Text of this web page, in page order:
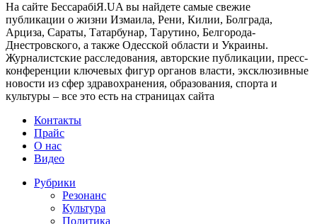
На сайте БессарабіЯ.UA вы найдете самые свежие
публикации о жизни Измаила, Рени, Килии, Болграда,
Арциза, Сараты, Татарбунар, Тарутино, Белгорода-
Днестровского, а также Одесской области и Украины.
Журналистские расследования, авторские публикации, пресс-
конференции ключевых фигур органов власти, эксклюзивные
новости из сфер здравохранения, образования, спорта и
культуры – все это есть на страницах сайта
Контакты
Прайс
О нас
Видео
Рубрики
Резонанс
Культура
Политика